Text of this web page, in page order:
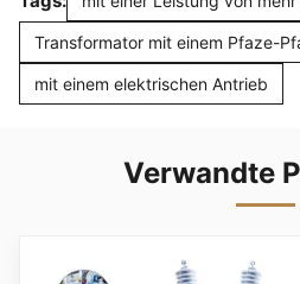
Transformator mit einem Pfaze-
mit einem elektrischen Antrieb
Verwandte